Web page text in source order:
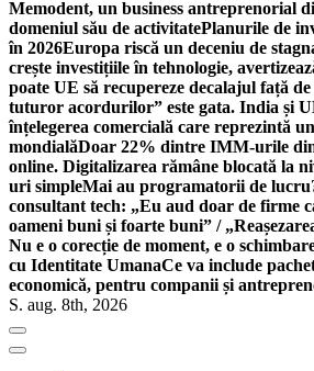
Memodent, un business antreprenorial
domeniul său de activitatePlanurile de
în 2026Europa riscă un deceniu de
crește investițiile în tehnologie,
poate UE să recupereze decalajul față
tuturor acordurilor” este gata. India și
înțelegerea comercială care reprezintă
mondialăDoar 22% dintre IMM-urile
online. Digitalizarea rămâne blocată la
uri simpleMai au programatorii de
consultant tech: „Eu aud doar de firme
oameni buni și foarte buni” /
Nu e o corecție de moment, e o
cu Identitate UmanaCe va include
economică, pentru companii și
S. aug. 8th, 2026